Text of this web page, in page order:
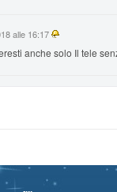
alle 16:17
anche solo Il tele